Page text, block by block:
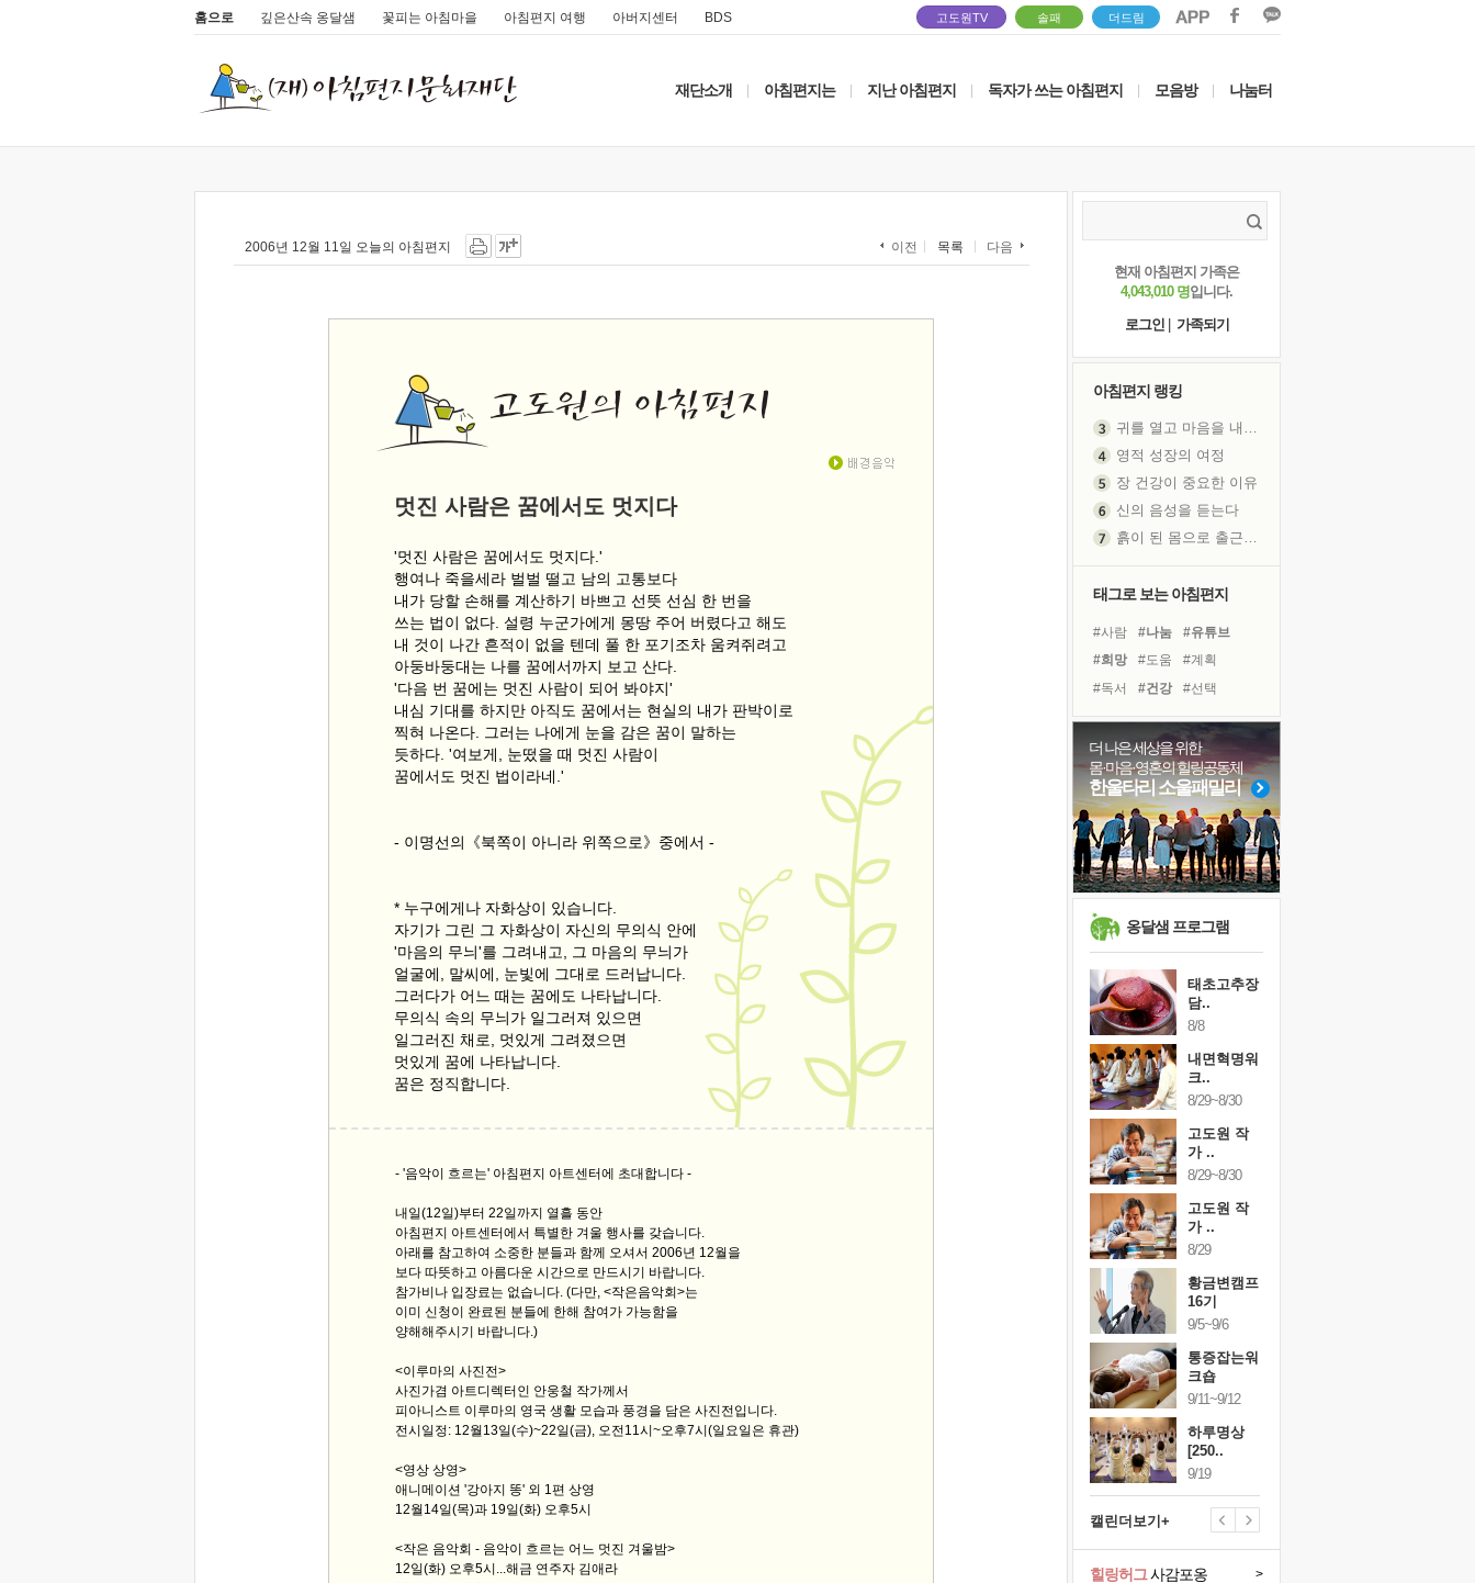
홈으로 깊은산속 옹달샘 꽃피는 아침마을 아침편지 여행 아버지센터 BDS 고도원TV 솔패 더드림
재단소개 아침편지는 지난 아침편지 독자가 쓰는 아침편지 모음방 나눔터
2006년 12월 11일 오늘의 아침편지 이전 목록 다음
멋진 사람은 꿈에서도 멋지다
'멋진 사람은 꿈에서도 멋지다.'
행여나 죽을세라 벌벌 떨고 남의 고통보다
내가 당할 손해를 계산하기 바쁘고 선뜻 선심 한 번을
쓰는 법이 없다. 설령 누군가에게 몽땅 주어 버렸다고 해도
내 것이 나간 흔적이 없을 텐데 풀 한 포기조차 움켜쥐려고
아둥바둥대는 나를 꿈에서까지 보고 산다.
'다음 번 꿈에는 멋진 사람이 되어 봐야지'
내심 기대를 하지만 아직도 꿈에서는 현실의 내가 판박이로
찍혀 나온다. 그러는 나에게 눈을 감은 꿈이 말하는
듯하다. '여보게, 눈떴을 때 멋진 사람이
꿈에서도 멋진 법이라네.'
- 이명선의《북쪽이 아니라 위쪽으로》중에서 -
* 누구에게나 자화상이 있습니다.
자기가 그린 그 자화상이 자신의 무의식 안에
'마음의 무늬'를 그려내고, 그 마음의 무늬가
얼굴에, 말씨에, 눈빛에 그대로 드러납니다.
그러다가 어느 때는 꿈에도 나타납니다.
무의식 속의 무늬가 일그러져 있으면
일그러진 채로, 멋있게 그려졌으면
멋있게 꿈에 나타납니다.
꿈은 정직합니다.
- '음악이 흐르는' 아침편지 아트센터에 초대합니다 -
내일(12일)부터 22일까지 열흘 동안
아침편지 아트센터에서 특별한 겨울 행사를 갖습니다.
아래를 참고하여 소중한 분들과 함께 오셔서 2006년 12월을
보다 따뜻하고 아름다운 시간으로 만드시기 바랍니다.
참가비나 입장료는 없습니다. (다만, <작은음악회>는
이미 신청이 완료된 분들에 한해 참여가 가능함을
양해해주시기 바랍니다.)
<이루마의 사진전>
사진가겸 아트디렉터인 안웅철 작가께서
피아니스트 이루마의 영국 생활 모습과 풍경을 담은 사진전입니다.
전시일정: 12월13일(수)~22일(금), 오전11시~오후7시(일요일은 휴관)
<영상 상영>
애니메이션 '강아지 똥' 외 1편 상영
12월14일(목)과 19일(화) 오후5시
<작은 음악회 - 음악이 흐르는 어느 멋진 겨울밤>
12일(화) 오후5시...해금 연주자 김애라
현재 아침편지 가족은
4,043,010 명입니다.
로그인
가족되기
아침편지 랭킹
귀를 열고 마음을 내어주고
영적 성장의 여정
장 건강이 중요한 이유
신의 음성을 듣는다
흙이 된 몸으로 출근하는 여자
졸업식 사진을 보며
극심한 변비, 어깨결림, 수면 장애
아픈 아버지를 위한 공간 설계
보고 싶은 어머니
유년 시절의 부산 영도 바다
못된 꼰대들
너무 황홀한 꽃들이여!
희망이란
'모른다'는 것
태그로 보는 아침편지
#사람 #나눔
#유튜브
#희망
#도움
#계획
#독서
#건강
#선택
#비전캠프
#면역력
#명상
#위기
#독서캠프
#극복
#경험
#힐링
#바이러스
#친구
#삶
#리더
#링컨학교
더 나은 세상을 위한
몸·마음·영혼의 힐링공동체
한울타리 소울패밀리
옹달샘 프로그램
태초고추장
담..
8/8
내면혁명워
크..
8/29~8/30
고도원 작
가 ..
8/29~8/30
고도원 작
가 ..
8/29
황금변캠프
16기
9/5~9/6
통증잡는워
크숍
9/11~9/12
하루명상
[250..
9/19
캘린더보기+
힐링허그사감포옹 >